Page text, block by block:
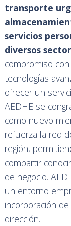
transporte
servicios
diversos
compromiso
tecnologías
ofrecer un
AEDHE se
como nuevo
refuerza la red
región,
compartir
de negocio.
un entorno
incorporación
dirección.